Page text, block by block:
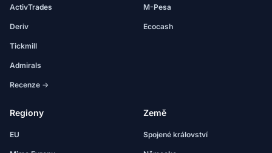
ActivTrades
Deriv
Tickmill
Admirals
Recenze →
M-Pesa
Ecocash
Regiony
EU
Země
Spojené království